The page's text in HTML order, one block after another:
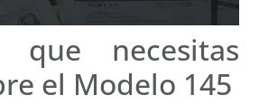
necesitas
el Modelo 145